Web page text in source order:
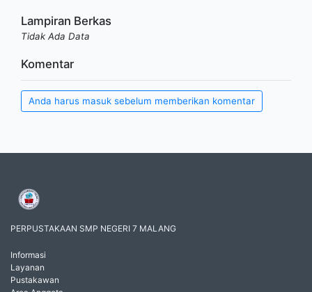
Lampiran Berkas
Tidak Ada Data
Komentar
Anda harus masuk sebelum memberikan komentar
PERPUSTAKAAN SMP NEGERI 7 MALANG
Informasi
Layanan
Pustakawan